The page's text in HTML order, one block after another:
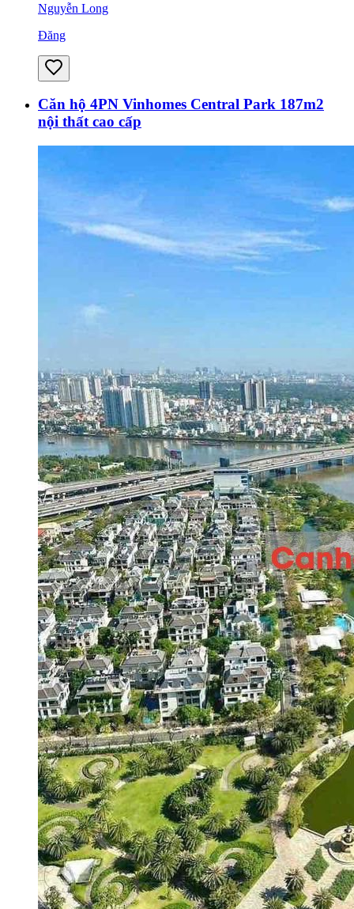
Nguyễn Long
Đăng
Căn hộ 4PN Vinhomes Central Park 187m2
nội thất cao cấp